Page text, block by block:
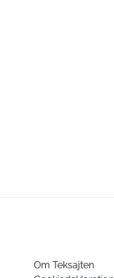
Om Teksajten